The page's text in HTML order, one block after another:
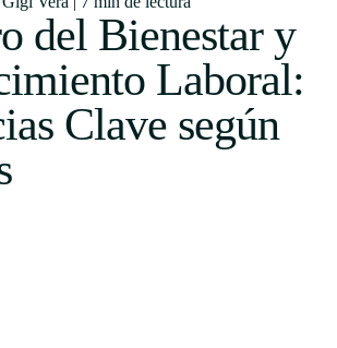
del Bienestar y
Laboral:
Clave según